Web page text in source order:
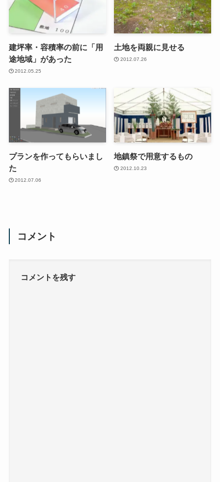
建坪率・容積率の前に「用
途地域」があった
2012.05.25
土地を両親に見せる
2012.07.26
プランを作ってもらいまし
た
2012.07.06
地鎮祭で用意するもの
2012.10.23
コメント
コメントを残す